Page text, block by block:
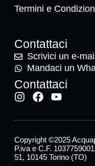
Termini e
Contattaci
Scrivici un e-mail
Mandaci un
Contattaci
Copyright ©2025
P.iva e C.F.
51, 10145 Torino (TO)